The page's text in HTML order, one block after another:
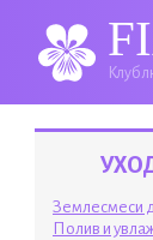
Клуб
Землесмеси
Полив и